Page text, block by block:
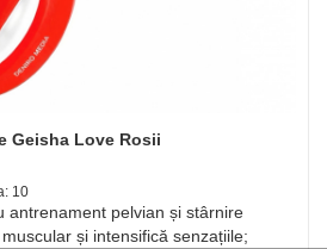
Geisha Love Rosii
10
antrenament pelvian și stârnire
și intensifică senzațiile;